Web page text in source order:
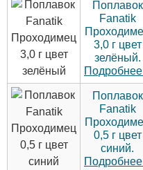
Поплавок
Fanatik
3,0 г цвет
зелёный.
Поплавок
Fanatik
0,5 г цвет
синий.